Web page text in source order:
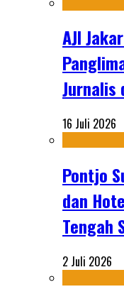
AJI
Jurnalis
16 Juli 2026
Pontjo
dan
Tengah
2 Juli 2026